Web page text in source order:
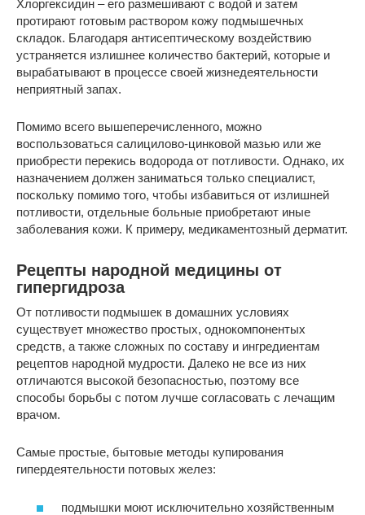
Хлоргексидин – его размешивают с водой и затем
протирают готовым раствором кожу подмышечных
складок. Благодаря антисептическому воздействию
устраняется излишнее количество бактерий, которые и
вырабатывают в процессе своей жизнедеятельности
неприятный запах.
Помимо всего вышеперечисленного, можно
воспользоваться салицилово-цинковой мазью или же
приобрести перекись водорода от потливости. Однако, их
назначением должен заниматься только специалист,
поскольку помимо того, чтобы избавиться от излишней
потливости, отдельные больные приобретают иные
заболевания кожи. К примеру, медикаментозный дерматит.
Рецепты народной медицины от
гипергидроза
От потливости подмышек в домашних условиях
существует множество простых, однокомпонентых
средств, а также сложных по составу и ингредиентам
рецептов народной мудрости. Далеко не все из них
отличаются высокой безопасностью, поэтому все
способы борьбы с потом лучше согласовать с лечащим
врачом.
Самые простые, бытовые методы купирования
гипердеятельности потовых желез:
подмышки моют исключительно хозяйственным